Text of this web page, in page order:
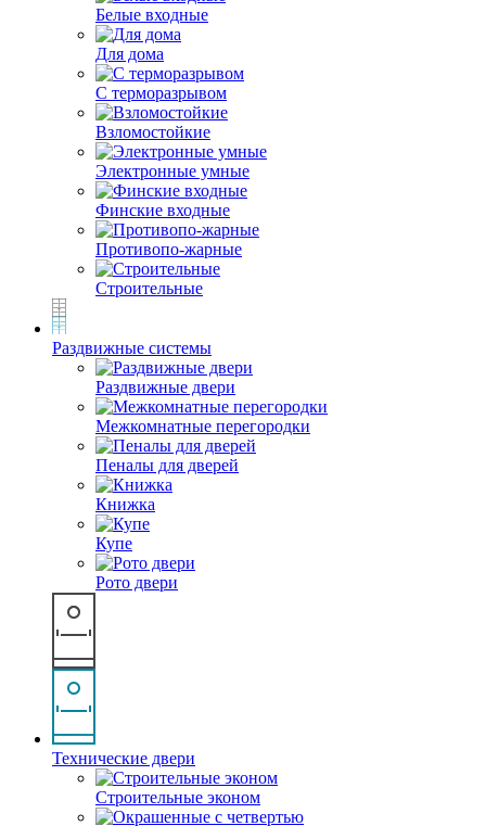
Белые входные
Для дома
С терморазрывом
Взломостойкие
Электронные умные
Финские входные
Противопо-жарные
Строительные
Раздвижные системы
Раздвижные двери
Межкомнатные перегородки
Пеналы для дверей
Книжка
Купе
Рото двери
Технические двери
Строительные эконом